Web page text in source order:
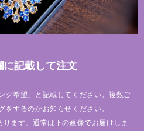
記載して注文
グ希望」と記載してください。複数ご
するのかお知らせください。
ます。通常は下の画像でお届けしま